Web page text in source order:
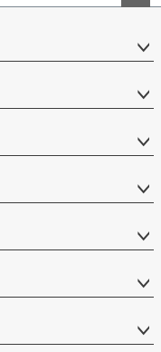
ップ